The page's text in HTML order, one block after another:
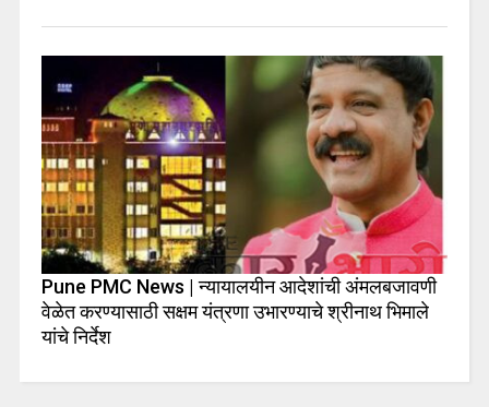
Pune PMC News | न्यायालयीन आदेशांची अंमलबजावणी
वेळेत करण्यासाठी सक्षम यंत्रणा उभारण्याचे श्रीनाथ भिमाले
यांचे निर्देश